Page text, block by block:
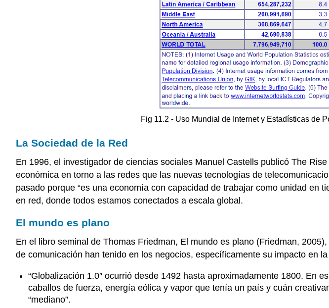
Fig 11.2 - Uso Mundial de Internet y Estadísticas de
La Sociedad de la Red
En 1996, el investigador de ciencias sociales Manuel Castells publicó The
económica en torno a las redes que las nuevas tecnologías de
pasado porque “es una economía con capacidad de trabajar como unidad en
en red, donde todos estamos conectados a escala global.
El mundo es plano
En el libro seminal de Thomas Friedman, El mundo es plano (Friedman,
de comunicación han tenido en los negocios, específicamente su impacto en
“Globalización 1.0″ ocurrió desde 1492 hasta aproximadamente 1800. En
caballos de fuerza, energía eólica y vapor que tenía un país y cuán
“mediano”.